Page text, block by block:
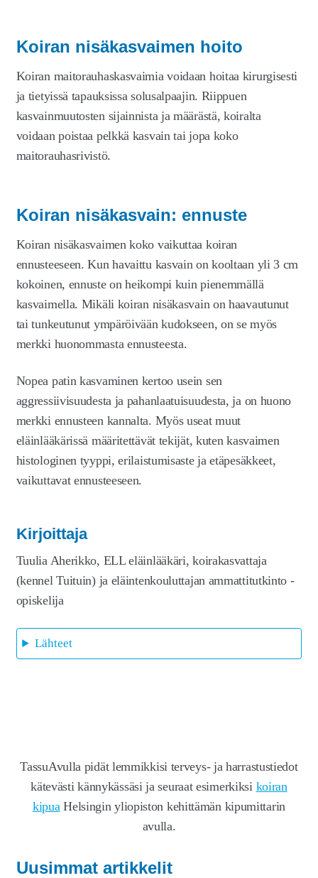
Koiran nisäkasvaimen hoito
Koiran maitorauhaskasvaimia voidaan hoitaa kirurgisesti
ja tietyissä tapauksissa solusalpaajin. Riippuen
kasvainmuutosten sijainnista ja määrästä, koiralta
voidaan poistaa pelkkä kasvain tai jopa koko
maitorauhasrivistö.
Koiran nisäkasvain: ennuste
Koiran nisäkasvaimen koko vaikuttaa koiran
ennusteeseen. Kun havaittu kasvain on kooltaan yli 3 cm
kokoinen, ennuste on heikompi kuin pienemmällä
kasvaimella. Mikäli koiran nisäkasvain on haavautunut
tai tunkeutunut ympäröivään kudokseen, on se myös
merkki huonommasta ennusteesta.
Nopea patin kasvaminen kertoo usein sen
aggressiivisuudesta ja pahanlaatuisuudesta, ja on huono
merkki ennusteen kannalta. Myös useat muut
eläinlääkärissä määritettävät tekijät, kuten kasvaimen
histologinen tyyppi, erilaistumisaste ja etäpesäkkeet,
vaikuttavat ennusteeseen.
Kirjoittaja
Tuulia Aherikko, ELL eläinlääkäri, koirakasvattaja
(kennel Tuituin) ja eläintenkouluttajan ammattitutkinto -
opiskelija
Lähteet
TassuAvulla pidät lemmikkisi terveys- ja harrastustiedot
kätevästi kännykässäsi ja seuraat esimerkiksi koiran
kipua Helsingin yliopiston kehittämän kipumittarin
avulla.
Uusimmat artikkelit